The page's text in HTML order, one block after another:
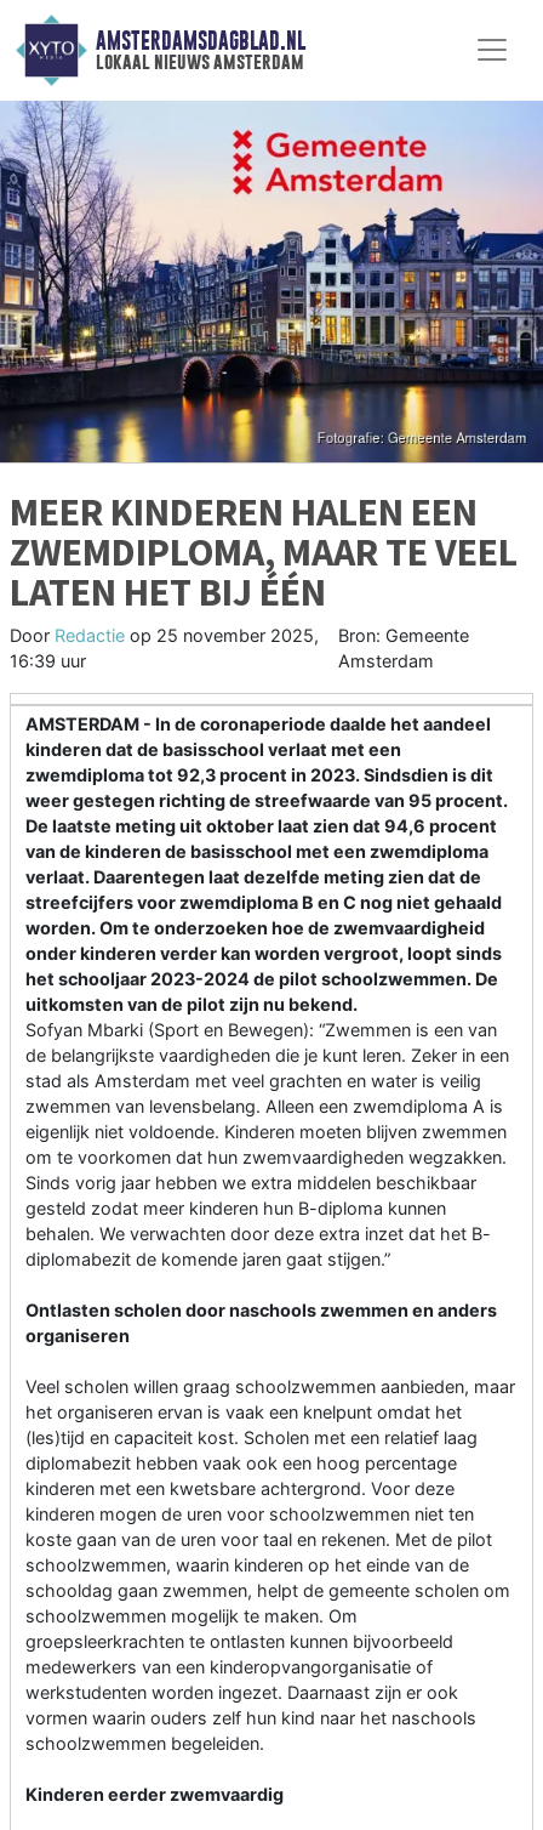
AMSTERDAMSDAGBLAD.NL
lokaal nieuws amsterdam
MEER KINDEREN HALEN EEN
ZWEMDIPLOMA, MAAR TE VEEL
LATEN HET BIJ ÉÉN
Door Redactie op 25 november 2025,
16:39 uur
Bron: Gemeente
Amsterdam
AMSTERDAM - In de coronaperiode daalde het aandeel
kinderen dat de basisschool verlaat met een
zwemdiploma tot 92,3 procent in 2023. Sindsdien is dit
weer gestegen richting de streefwaarde van 95 procent.
De laatste meting uit oktober laat zien dat 94,6 procent
van de kinderen de basisschool met een zwemdiploma
verlaat. Daarentegen laat dezelfde meting zien dat de
streefcijfers voor zwemdiploma B en C nog niet gehaald
worden. Om te onderzoeken hoe de zwemvaardigheid
onder kinderen verder kan worden vergroot, loopt sinds
het schooljaar 2023-2024 de pilot schoolzwemmen. De
uitkomsten van de pilot zijn nu bekend.
Sofyan Mbarki (Sport en Bewegen): “Zwemmen is een van
de belangrijkste vaardigheden die je kunt leren. Zeker in een
stad als Amsterdam met veel grachten en water is veilig
zwemmen van levensbelang. Alleen een zwemdiploma A is
eigenlijk niet voldoende. Kinderen moeten blijven zwemmen
om te voorkomen dat hun zwemvaardigheden wegzakken.
Sinds vorig jaar hebben we extra middelen beschikbaar
gesteld zodat meer kinderen hun B-diploma kunnen
behalen. We verwachten door deze extra inzet dat het B-
diplomabezit de komende jaren gaat stijgen.”
Ontlasten scholen door naschools zwemmen en anders
organiseren
Veel scholen willen graag schoolzwemmen aanbieden, maar
het organiseren ervan is vaak een knelpunt omdat het
(les)tijd en capaciteit kost. Scholen met een relatief laag
diplomabezit hebben vaak ook een hoog percentage
kinderen met een kwetsbare achtergrond. Voor deze
kinderen mogen de uren voor schoolzwemmen niet ten
koste gaan van de uren voor taal en rekenen. Met de pilot
schoolzwemmen, waarin kinderen op het einde van de
schooldag gaan zwemmen, helpt de gemeente scholen om
schoolzwemmen mogelijk te maken. Om
groepsleerkrachten te ontlasten kunnen bijvoorbeeld
medewerkers van een kinderopvangorganisatie of
werkstudenten worden ingezet. Daarnaast zijn er ook
vormen waarin ouders zelf hun kind naar het naschools
schoolzwemmen begeleiden.
Kinderen eerder zwemvaardig